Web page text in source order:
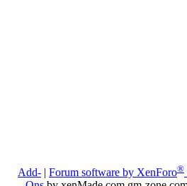
Forum software by XenForo®
|
Add-